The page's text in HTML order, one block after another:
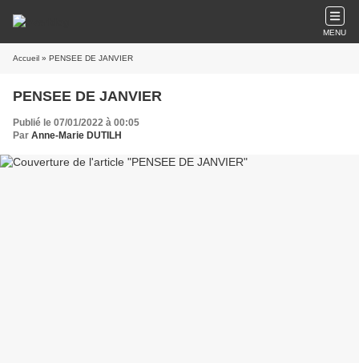
MENU
Accueil » PENSEE DE JANVIER
PENSEE DE JANVIER
Publié le 07/01/2022 à 00:05
Par Anne-Marie DUTILH